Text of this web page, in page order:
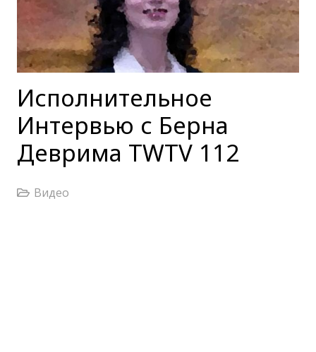
Исполнительное
Интервью с Берна
Деврима TWTV 112
Видео